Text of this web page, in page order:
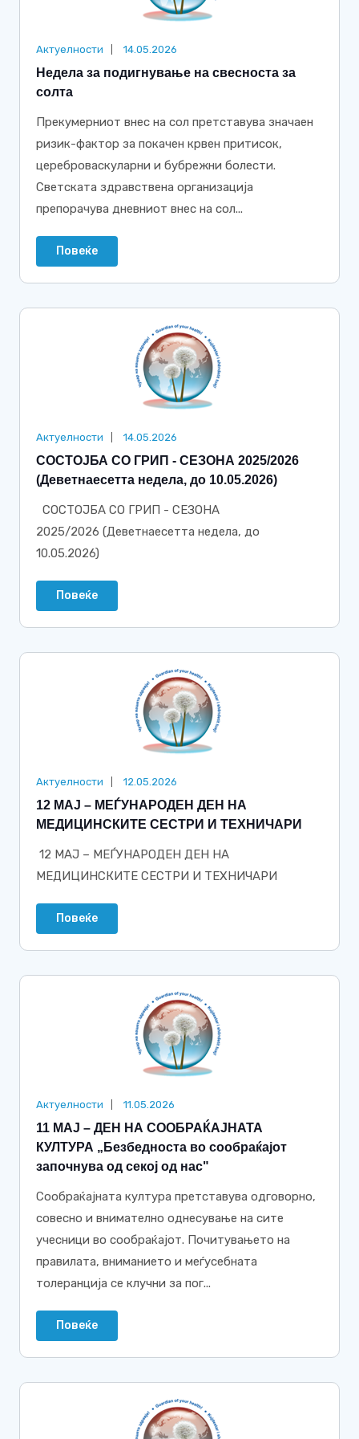
Актуелности 14.05.2026
Недела за подигнување на свесноста за
солта
Прекумерниот внес на сол претставува значаен
ризик-фактор за покачен крвен притисок,
цереброваскуларни и бубрежни болести.
Светската здравствена организација
препорачува дневниот внес на сол...
Повеќе
Актуелности 14.05.2026
СОСТОЈБА СО ГРИП - СЕЗОНА 2025/2026
(Деветнаесетта недела, до 10.05.2026)
СОСТОЈБА СО ГРИП - СЕЗОНА
2025/2026 (Деветнаесетта недела, до
10.05.2026)
Повеќе
Актуелности 12.05.2026
12 МАЈ – МЕЃУНАРОДЕН ДЕН НА
МЕДИЦИНСКИТЕ СЕСТРИ И ТЕХНИЧАРИ
12 МАЈ – МЕЃУНАРОДЕН ДЕН НА
МЕДИЦИНСКИТЕ СЕСТРИ И ТЕХНИЧАРИ
Повеќе
Актуелности 11.05.2026
11 МАЈ – ДЕН НА СООБРАЌАЈНАТА
КУЛТУРА „Безбедноста во сообраќајот
започнува од секој од нас"
Сообраќајната култура претставува одговорно,
совесно и внимателно однесување на сите
учесници во сообраќајот. Почитувањето на
правилата, вниманието и меѓусебната
толеранција се клучни за пог...
Повеќе